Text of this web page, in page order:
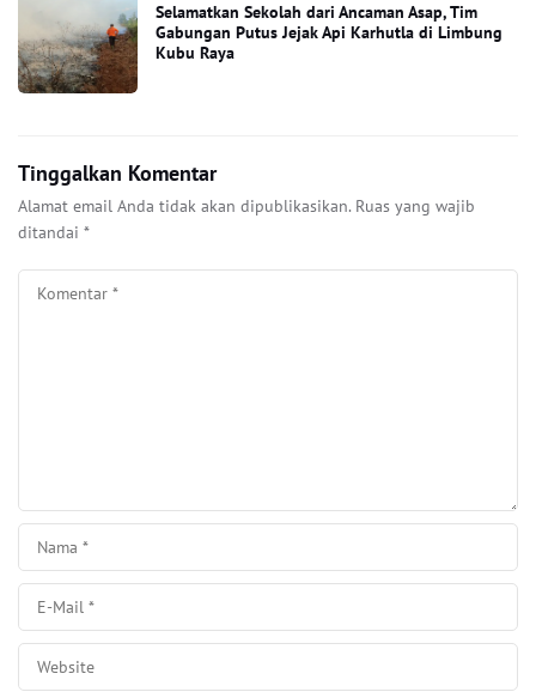
Selamatkan Sekolah dari Ancaman Asap, Tim
Gabungan Putus Jejak Api Karhutla di Limbung
Kubu Raya
Tinggalkan Komentar
Alamat email Anda tidak akan dipublikasikan. Ruas yang wajib
ditandai *